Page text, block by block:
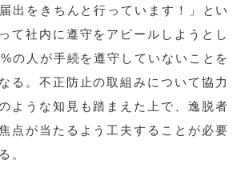
出をきちんと行っています！」とい
て社内に遵守をアピールしようとし
の人が手続を遵守していないことを
る。不正防止の取組みについて協力
ような知見も踏まえた上で、逸脱者
点が当たるよう工夫することが必要
。